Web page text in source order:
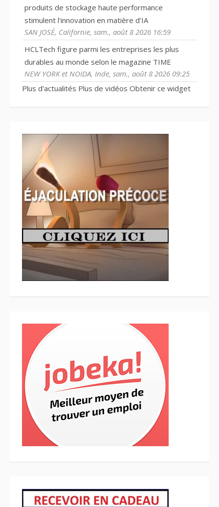
produits de stockage haute performance
stimulent l'innovation en matière d'IA
SAN JOSÉ, Californie, sam., août 8 2026 16:59
HCLTech figure parmi les entreprises les plus
durables au monde selon le magazine TIME
NEW YORK et NOIDA, Inde, sam., août 8 2026 09:25
Plus d'actualités Plus de vidéos Obtenir ce widget